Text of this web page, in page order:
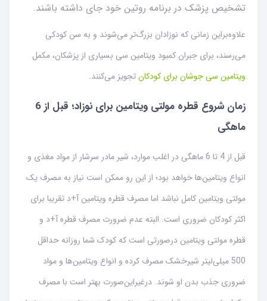
تشخیص پزشک در برنامه روتین خود جای داشته باشند.
علاوه‌براین زمانی که نوزادان بزرگ‌تر می‌شوند و به سن کودکی
می‌رسند، برای جبران کمبود ویتامین سی بسیاری از پزشکان، مکمل
ویتامین سی جوشان برای کودکانتجویز می‌کنند.
زمان شروع قطره مولتی ویتامین برای نوزاد؛ قبل از 6
ماهگی
قبل از 4 تا 6 ماهگی در اغلب موارد، شیر مادر سرشار از مواد مغذی و
انواع ویتامین‌ها خواهد بود؛ از این رو ممکن است نیاز به مصرف یک
مولتی ویتامین کامل نباشد اما مصرف قطره ویتامین آ+د تقریبا برای
اکثر کودکان ضروری است. البته عدم ضرورت مصرف قطره آ+د و
قطره مولتی ویتامین در‌صورتی است که کودک شما روزانه حداقل
500 میلی‌لیتر شیرخشک مصرف کرده و انواع ویتامین‌ها و مواد
ضروری جذب بدن او شوند. درغیر‌این‌صورت بهتر است با مصرف